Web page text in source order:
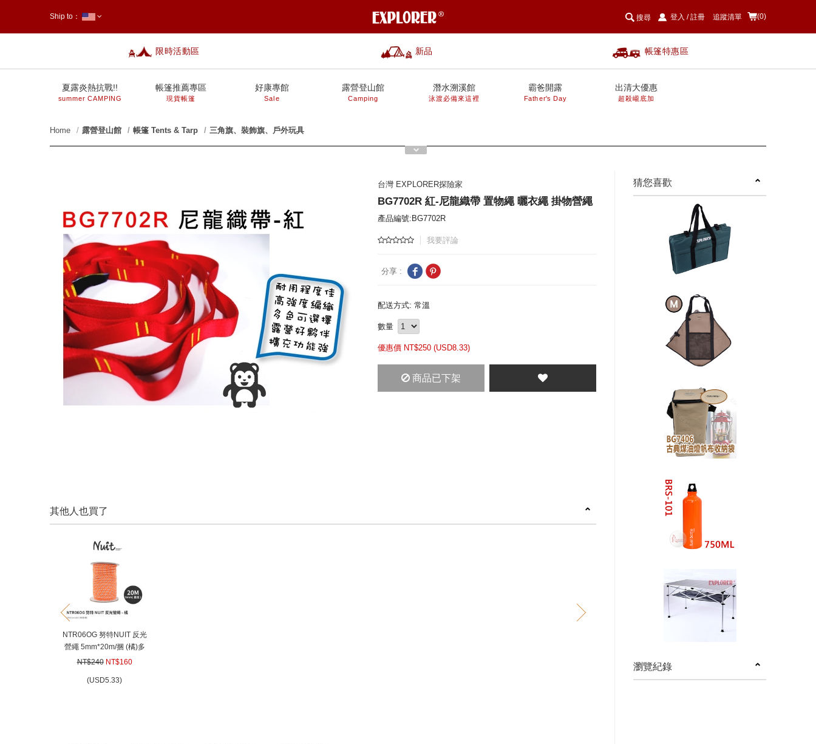
(0)
登入 / 註冊 追蹤清單
限時活動區 新品 帳篷特惠區
Ship to： 搜尋
夏露炎熱抗戰!!
summer CAMPING
帳篷推薦專區
現貨帳篷
好康專館
Sale
露營登山館
Camping
潛水溯溪館
泳渡必備來這裡
霸爸開露
Father's Day
出清大優惠
超殺巄底加
Home 露營登山館 帳篷 Tents & Tarp 三角旗、裝飾旗、戶外玩具
prev
台灣 EXPLORER探險家
BG7702R 紅-尼龍織帶 置物繩 曬衣繩 掛物營繩
產品編號:BG7702R
我要評論
分享 :
配送方式: 常溫
數量
優惠價 NT$250 (USD8.33)
商品已下架
其他人也買了
NTR06OG 努特NUIT 反光
營繩 5mm*20m/捆 (橘)多
用途強力營繩 長20米 帳篷
NT$240 NT$160
(USD5.33)
prev next
猜您喜歡
瀏覽紀錄